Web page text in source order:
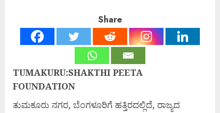
Share
TUMAKURU:SHAKTHI PEETA
FOUNDATION
ತುಮಕೂರು ನಗರ, ಬೆಂಗಳೂರಿಗೆ ಹತ್ತಿರದಲ್ಲಿದೆ, ರಾಜ್ಯದ